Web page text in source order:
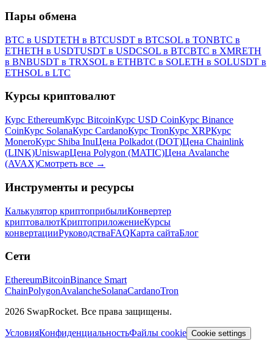
Пары обмена
BTC в USDTETH в BTCUSDT в BTCSOL в TONBTC в
ETHETH в USDTUSDT в USDCSOL в BTCBTC в XMRETH
в BNBUSDT в TRXSOL в ETHBTC в SOLETH в SOLUSDT в
ETHSOL в LTC
Курсы криптовалют
Курс EthereumКурс BitcoinКурс USD CoinКурс Binance
CoinКурс SolanaКурс CardanoКурс TronКурс XRPКурс
MoneroКурс Shiba InuЦена Polkadot (DOT)Цена Chainlink
(LINK)UniswapЦена Polygon (MATIC)Цена Avalanche
(AVAX)Смотреть все →
Инструменты и ресурсы
Калькулятор криптоприбылиКонвертер
криптовалютКриптоприложениеКурсы
конвертацииРуководстваFAQКарта сайтаБлог
Сети
EthereumBitcoinBinance Smart
ChainPolygonAvalancheSolanaCardanoTron
2026 SwapRocket. Все права защищены.
УсловияКонфиденциальностьФайлы cookie Cookie settings